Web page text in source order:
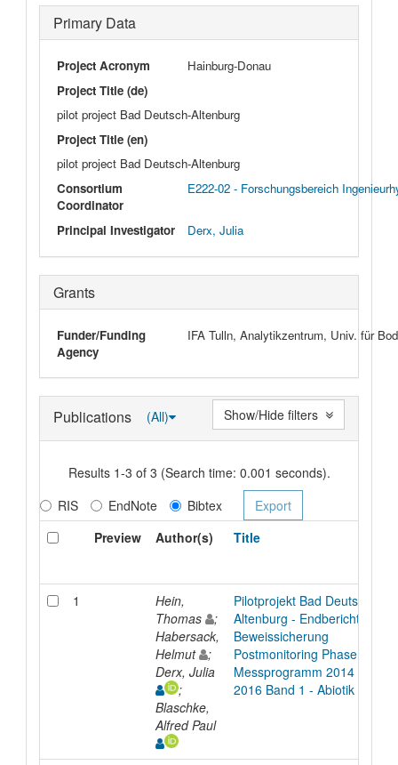
Primary Data
Project Acronym
Hainburg-Donau
Project Title (de)
pilot project Bad Deutsch-Altenburg
Project Title (en)
pilot project Bad Deutsch-Altenburg
Consortium
Coordinator
E222-02 - Forschungsbereich
Principal Investigator Derx, Julia
Grants
Funder/Funding
Agency
IFA Tulln, Analytikzentrum, Univ. für
Publications (All)
Results 1-3 of 3 (Search time: 0.001 seconds).
RIS
EndNote
Bibtex
Preview
Author(s) Title
1
Hein,
Thomas
;
Habersack,
Helmut
;
Derx, Julia
;
Blaschke,
Alfred Paul
Pilotprojekt Bad Deutsch
Altenburg - Endbericht
Beweissicherung
Postmonitoring Phase 1 -
Messprogramm 2014 -
2016 Band 1 - Abiotik